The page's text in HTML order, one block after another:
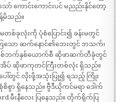
ာ် ကောင်းကောင်းပင် မညည်းနိုင်တော့
မိသည်။
တစ်ခုလုံးကို ပုံစံပြောင်း၍ ခန်းမတွင်
သော ဆက်နောင်၏ဘေးတွင် ဘသက်၊
တစ်ဘက်နှစ်ယောက်စီ ဆိုဖာဆက်တီခုံတွင်
အိပ် ဆိုဖာကုတင်ကြီးတစ်လုံး ရှိသည်။
ေါ်တွင် လိုးဖို့အသုံးပြု၍ ရသည့် ကြိုး
စုံစိစွာ ရှိနေသည်။ ဗွီဒီယိုကင်မရာ ဒေါက်
မီးနီလေး ပြနေသည်။ တိုက်ရိုက်ပြ